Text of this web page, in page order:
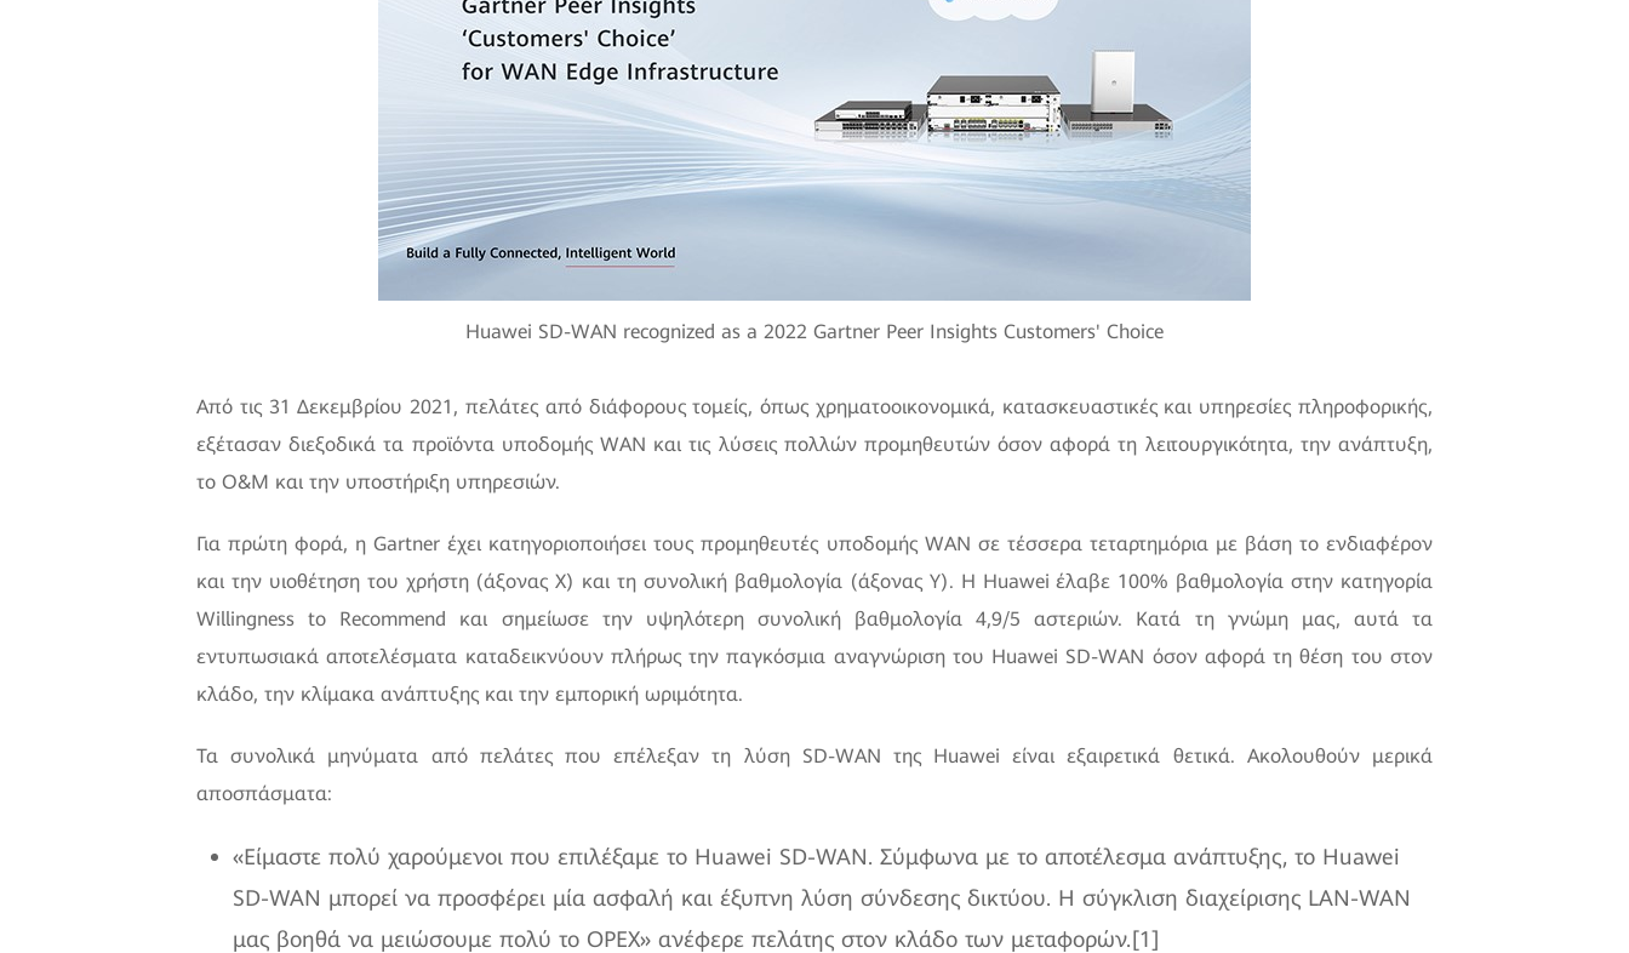
Huawei SD-WAN recognized as a 2022 Gartner Peer Insights Customers' Choice
Από τις 31 Δεκεμβρίου 2021, πελάτες από διάφορους τομείς, όπως χρηματοοικονομικά, κατασκευαστικές και υπηρεσίες πληροφορικής,
εξέτασαν διεξοδικά τα προϊόντα υποδομής WAN και τις λύσεις πολλών προμηθευτών όσον αφορά τη λειτουργικότητα, την ανάπτυξη,
το O&M και την υποστήριξη υπηρεσιών.
Για πρώτη φορά, η Gartner έχει κατηγοριοποιήσει τους προμηθευτές υποδομής WAN σε τέσσερα τεταρτημόρια με βάση το ενδιαφέρον
και την υιοθέτηση του χρήστη (άξονας X) και τη συνολική βαθμολογία (άξονας Υ). Η Huawei έλαβε 100% βαθμολογία στην κατηγορία
Willingness to Recommend και σημείωσε την υψηλότερη συνολική βαθμολογία 4,9/5 αστεριών. Κατά τη γνώμη μας, αυτά τα
εντυπωσιακά αποτελέσματα καταδεικνύουν πλήρως την παγκόσμια αναγνώριση του Huawei SD-WAN όσον αφορά τη θέση του στον
κλάδο, την κλίμακα ανάπτυξης και την εμπορική ωριμότητα.
Τα συνολικά μηνύματα από πελάτες που επέλεξαν τη λύση SD-WAN της Huawei είναι εξαιρετικά θετικά. Ακολουθούν μερικά
αποσπάσματα:
«Είμαστε πολύ χαρούμενοι που επιλέξαμε το Huawei SD-WAN. Σύμφωνα με το αποτέλεσμα ανάπτυξης, το Huawei
SD-WAN μπορεί να προσφέρει μία ασφαλή και έξυπνη λύση σύνδεσης δικτύου. Η σύγκλιση διαχείρισης LAN-WAN
μας βοηθά να μειώσουμε πολύ το OPEX» ανέφερε πελάτης στον κλάδο των μεταφορών.[1]